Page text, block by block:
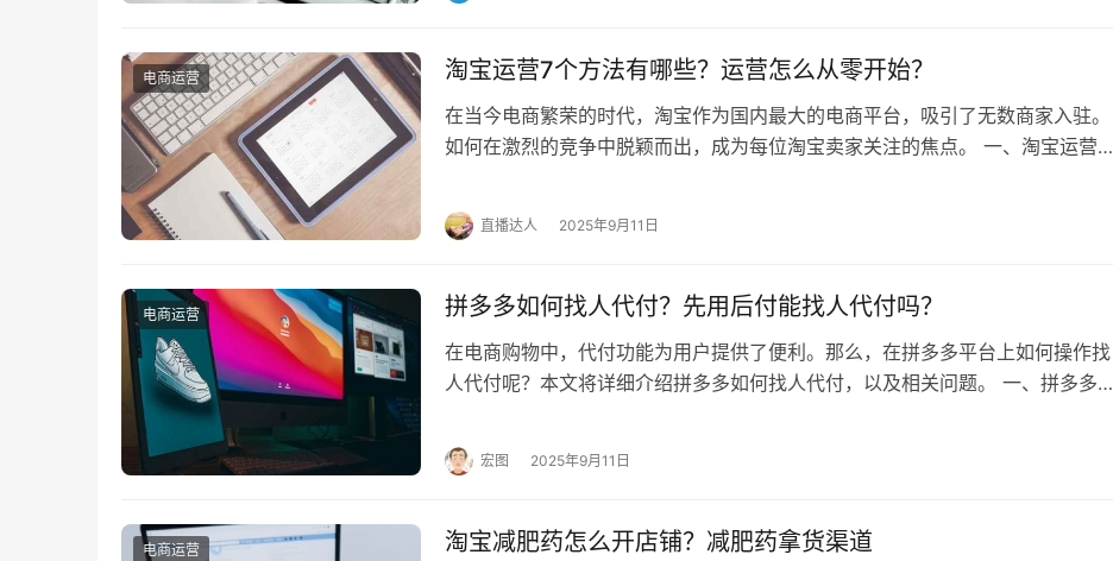
电商运营 淘宝运营7个方法有哪些？运营怎么从零开始？
在当今电商繁荣的时代，淘宝作为国内最大的电商平台，吸引了无数商家入驻。
如何在激烈的竞争中脱颖而出，成为每位淘宝卖家关注的焦点。 一、淘宝运营7
直播达人 2025年9月11日
电商运营 拼多多如何找人代付？先用后付能找人代付吗？
在电商购物中，代付功能为用户提供了便利。那么，在拼多多平台上如何操作找
人代付呢？本文将详细介绍拼多多如何找人代付，以及相关问题。 一、拼多多如
宏图 2025年9月11日
电商运营 淘宝减肥药怎么开店铺？减肥药拿货渠道